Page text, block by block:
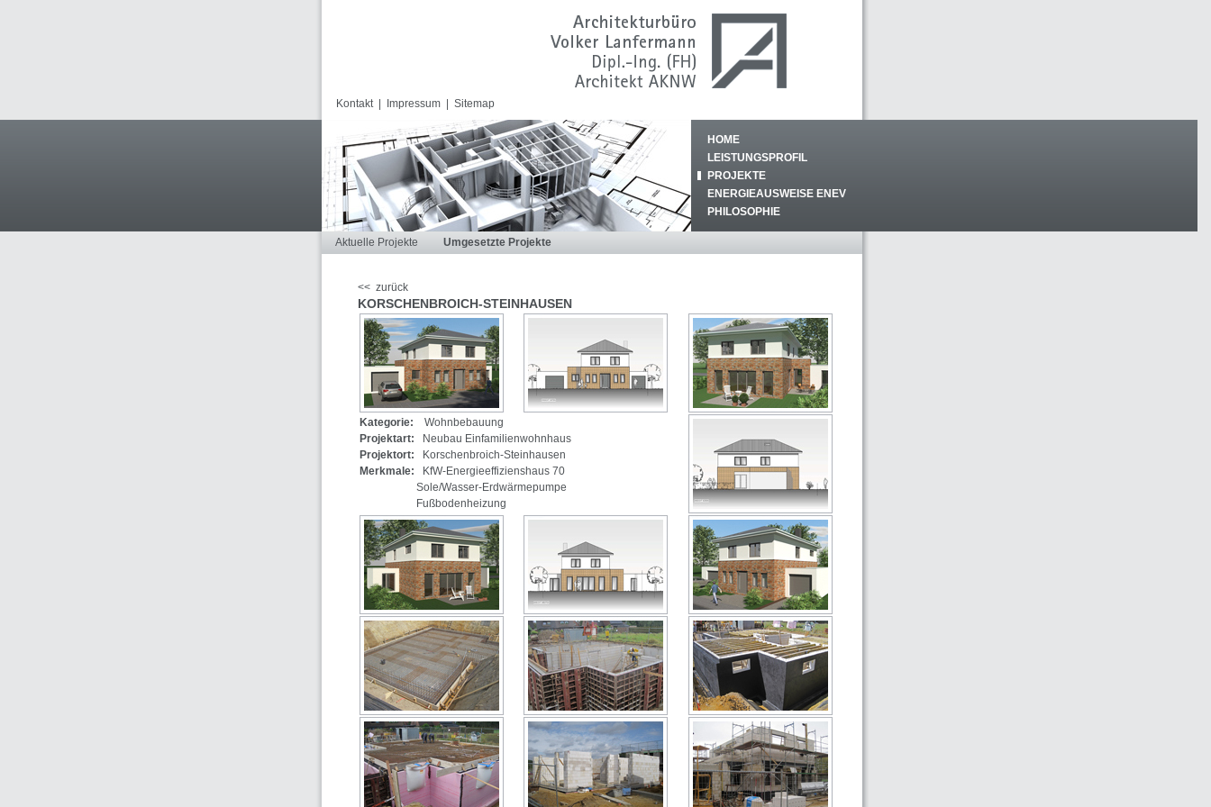
Kontakt| Impressum Sitemap
HOME
LEISTUNGSPROFIL
PROJEKTE
ENERGIEAUSWEISE ENEV
PHILOSOPHIE
Aktuelle Projekte Umgesetzte Projekte
<< zurück
KORSCHENBROICH-STEINHAUSEN
Kategorie: Wohnbebauung
Projektart:
Neubau Einfamilienwohnhaus
Projektort: Korschenbroich-Steinhausen
Merkmale: KfW-Energieeffizienshaus 70
Sole/Wasser-Erdwärmepumpe
Fußbodenheizung